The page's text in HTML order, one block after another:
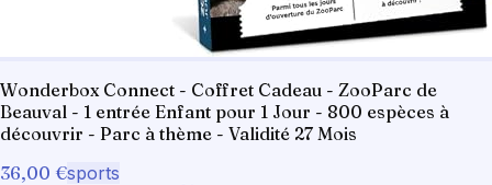
Wonderbox Connect - Coffret Cadeau - ZooParc de
Beauval - 1 entrée Enfant pour 1 Jour - 800 espèces à
découvrir - Parc à thème - Validité 27 Mois
36,00 €sports